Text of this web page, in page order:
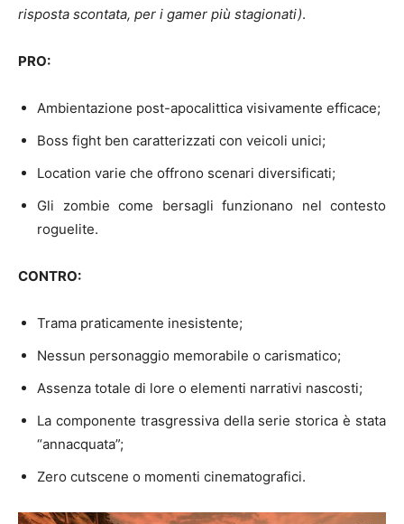
risposta scontata, per i gamer più stagionati).
PRO:
Ambientazione post-apocalittica visivamente efficace;
Boss fight ben caratterizzati con veicoli unici;
Location varie che offrono scenari diversificati;
Gli zombie come bersagli funzionano nel contesto
roguelite.
CONTRO:
Trama praticamente inesistente;
Nessun personaggio memorabile o carismatico;
Assenza totale di lore o elementi narrativi nascosti;
La componente trasgressiva della serie storica è stata
“annacquata”;
Zero cutscene o momenti cinematografici.